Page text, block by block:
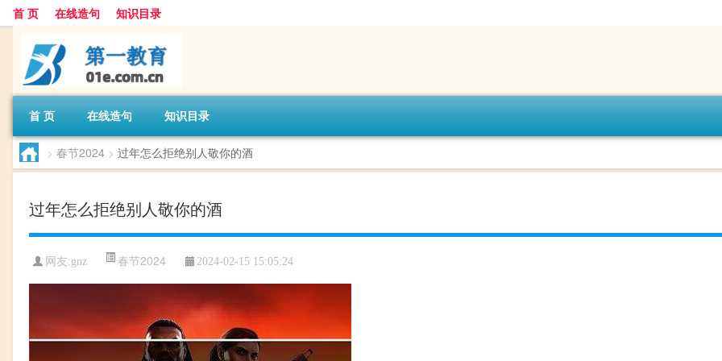
首 页 在线造句 知识目录
首 页 在线造句 知识目录
> 春节2024 > 过年怎么拒绝别人敬你的酒
过年怎么拒绝别人敬你的酒
网友:gnz 春节2024 2024-02-15 15:05:24